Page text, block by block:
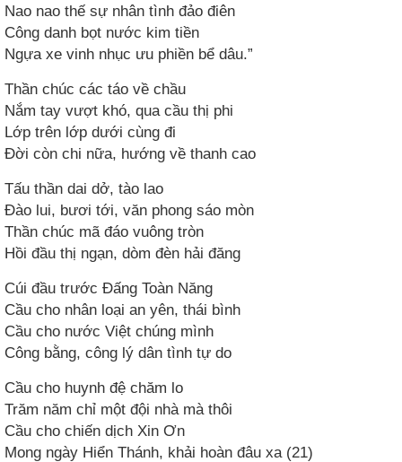
Nao nao thế sự nhân tình đảo điên
Công danh bọt nước kim tiền
Ngựa xe vinh nhục ưu phiền bể dâu.”
Thần chúc các táo về chầu
Nắm tay vượt khó, qua cầu thị phi
Lớp trên lớp dưới cùng đi
Đời còn chi nữa, hướng về thanh cao
Tấu thần dai dở, tào lao
Đào lui, bươi tới, văn phong sáo mòn
Thần chúc mã đáo vuông tròn
Hồi đầu thị ngạn, dòm đèn hải đăng
Cúi đầu trước Đấng Toàn Năng
Cầu cho nhân loại an yên, thái bình
Cầu cho nước Việt chúng mình
Công bằng, công lý dân tình tự do
Cầu cho huynh đệ chăm lo
Trăm năm chỉ một đội nhà mà thôi
Cầu cho chiến dịch Xin Ơn
Mong ngày Hiển Thánh, khải hoàn đâu xa (21)